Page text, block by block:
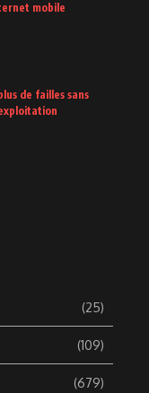
mobile
de failles sans
(25)
(109)
(679)